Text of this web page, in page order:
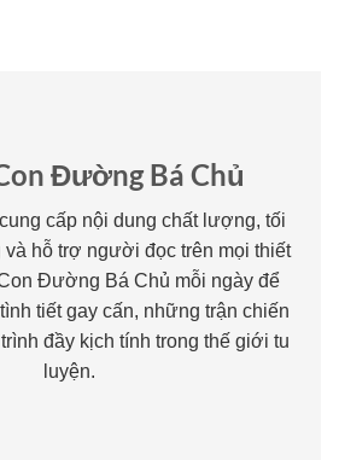
Đường Bá Chủ
cấp nội dung chất lượng, tối
và hỗ trợ người đọc trên mọi thiết
Đường Bá Chủ mỗi ngày để
tiết gay cấn, những trận chiến
đầy kịch tính trong thế giới tu
luyện.